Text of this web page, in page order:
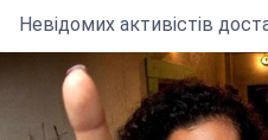
Невідомих активістів